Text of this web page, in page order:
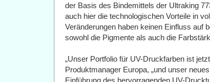
der Basis des Bindemittels der Ultraking
auch hier die technologischen Vorteile in
Veränderungen haben keinen Einfluss auf
sowohl die Pigmente als auch die
„Unser Portfolio für UV-Druckfarben ist
Produktmanager Europa, „und unser
Einführung des hervorragenden UV-